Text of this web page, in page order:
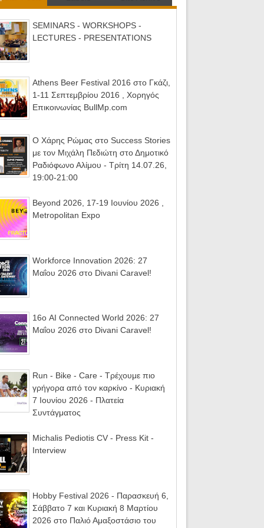
SEMINARS - WORKSHOPS -
LECTURES - PRESENTATIONS
Athens Beer Festival 2016 στο Γκάζι,
1-11 Σεπτεμβρίου 2016 , Χορηγός
Επικοινωνίας BullMp.com
Ο Χάρης Ρώμας στο Success Stories
με τον Μιχάλη Πεδιώτη στο Δημοτικό
Ραδιόφωνο Αλίμου - Τρίτη 14.07.26,
19:00-21:00
Beyond 2026, 17-19 Ιουνίου 2026 ,
Metropolitan Expo
Workforce Innovation 2026: 27
Μαΐου 2026 στο Divani Caravel!
16ο AI Connected World 2026: 27
Μαΐου 2026 στο Divani Caravel!
Run - Bike - Care - Τρέχουμε πιο
γρήγορα από τον καρκίνο - Κυριακή
7 Ιουνίου 2026 - Πλατεία
Συντάγματος
Michalis Pediotis CV - Press Kit -
Interview
Hobby Festival 2026 - Παρασκευή 6,
Σάββατο 7 και Κυριακή 8 Μαρτίου
2026 στο Παλιό Αμαξοστάσιο του